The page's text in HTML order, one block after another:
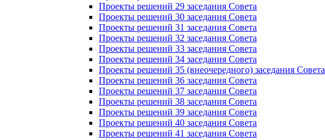
Проекты решений 29 заседания Совета
Проекты решений 30 заседания Совета
Проекты решений 31 заседания Совета
Проекты решений 32 заседания Совета
Проекты решений 33 заседания Совета
Проекты решений 34 заседания Совета
Проекты решений 35 (внеочередного) заседания Совета
Проекты решений 36 заседания Совета
Проекты решений 37 заседания Совета
Проекты решений 38 заседания Совета
Проекты решений 39 заседания Совета
Проекты решений 40 заседания Совета
Проекты решений 41 заседания Совета